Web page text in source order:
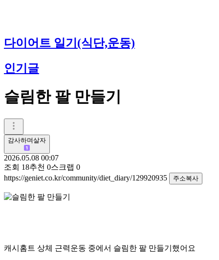
다이어트 일기(식단,운동)
인기글
슬림한 팔 만들기
감사하며살자
2026.05.08 00:07
조회 18추천 0스크랩 0
https://geniet.co.kr/community/diet_diary/129920935
주소복사
캐시홈트 상체 근력운동 중에서 슬림한 팔 만들기했어요